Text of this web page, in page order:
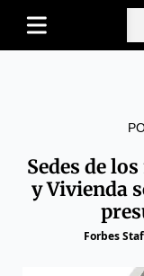
Sedes de
y Vivienda
Forbes